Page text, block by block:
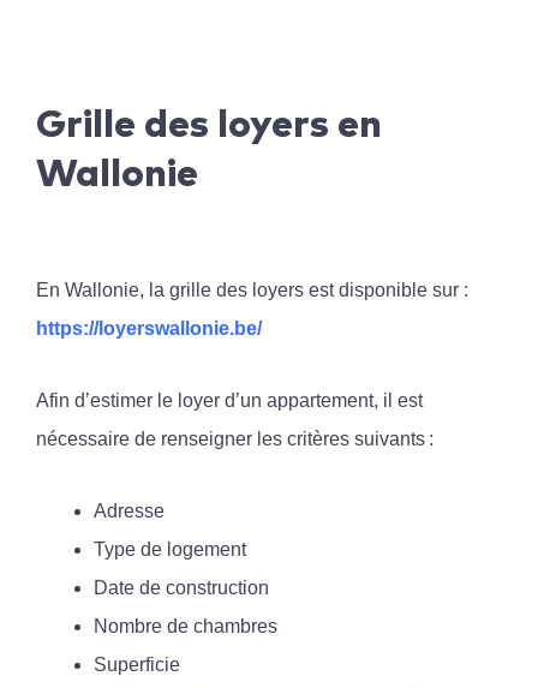
Grille des loyers en
Wallonie
En Wallonie, la grille des loyers est disponible sur :
https://loyerswallonie.be/
Afin d’estimer le loyer d’un appartement, il est
nécessaire de renseigner les critères suivants :
Adresse
Type de logement
Date de construction
Nombre de chambres
Superficie